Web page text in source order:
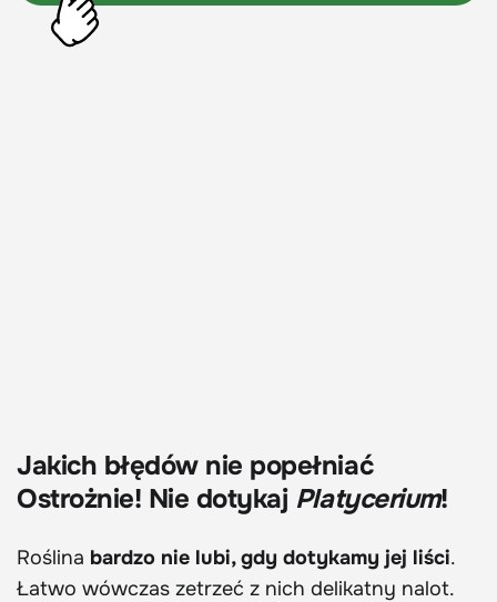
Jakich błędów nie popełniać
Ostrożnie! Nie dotykaj Platycerium!
Roślina bardzo nie lubi, gdy dotykamy jej liści.
Łatwo wówczas zetrzeć z nich delikatny nalot.